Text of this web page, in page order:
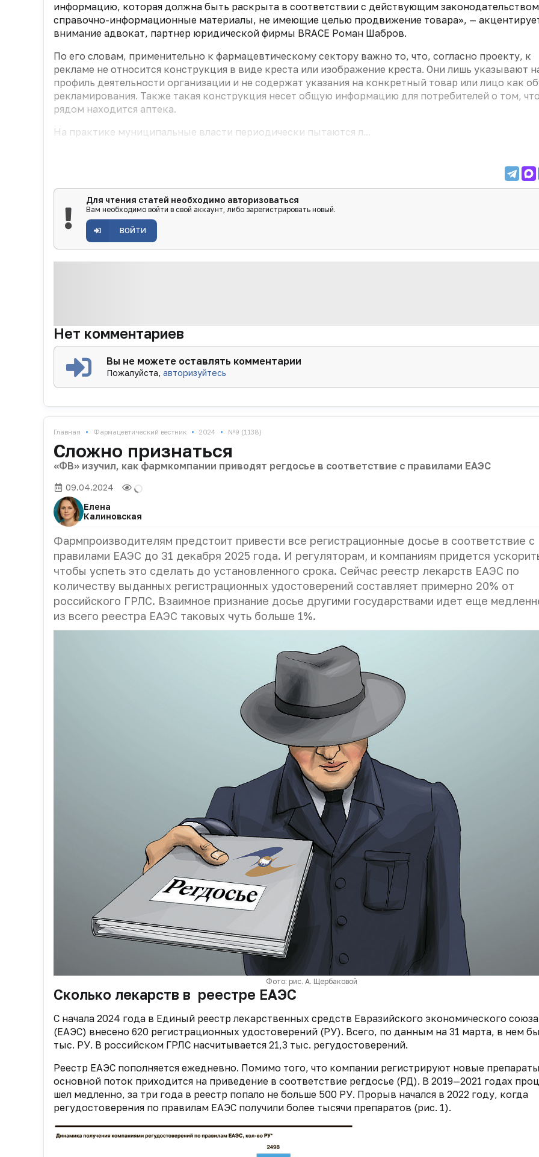
информацию, которая должна быть раскрыта в соответствии с действующим
справочно-информационные материалы, не имеющие целью продвижение товара», —
внимание адвокат, партнер юридической фирмы BRACE Роман Шабров.
По его словам, применительно к фармацевтическому сектору важно то, что, согласно проекту, к
рекламе не относится конструкция в виде креста или изображение креста. Они лишь указывают
профиль деятельности организации и не содержат указания на конкретный товар или лицо как
рекламирования. Также такая конструкция несет общую информацию для потребителей о том, что
рядом находится аптека.
На практике муниципальные власти периодически пытаются л...
Для чтения статей необходимо авторизоваться
Вам необходимо войти в свой аккаунт, либо зарегистрировать новый.
ВОЙТИ
Нет комментариев
Вы не можете оставлять комментарии
Пожалуйста,авторизуйтесь
Главная • Фармацевтический вестник • 2024 • №9 (1138)
Сложно признаться
«ФВ» изучил, как фармкомпании приводят регдосье в соответствие с правилами ЕАЭС
09.04.2024
Елена
Калиновская
Фармпроизводителям предстоит привести все регистрационные досье в соответствие с
правилами ЕАЭС до 31 декабря 2025 года. И регуляторам, и компаниям придется
чтобы успеть это сделать до установленного срока. Сейчас реестр лекарств ЕАЭС по
количеству выданных регистрационных удостоверений составляет примерно 20% от
российского ГРЛС. Взаимное признание досье другими государствами идет еще
из всего реестра ЕАЭС таковых чуть больше 1%.
Фото: рис. А. Щербаковой
Сколько лекарств в реестре ЕАЭС
С начала 2024 года в Единый реестр лекарственных средств Евразийского экономического союза
(ЕАЭС) внесено 620 регистрационных удостоверений (РУ). Всего, по данным на 31 марта, в нем
тыс. РУ. В российском ГРЛС насчитывается 21,3 тыс. регудостоверений.
Реестр ЕАЭС пополняется ежедневно. Помимо того, что компании регистрируют новые
основной поток приходится на приведение в соответствие регдосье (РД). В 2019—2021 годах
шел медленно, за три года в реестр попало не больше 500 РУ. Прорыв начался в 2022 году, когда
регудостоверения по правилам ЕАЭС получили более тысячи препаратов (рис. 1).